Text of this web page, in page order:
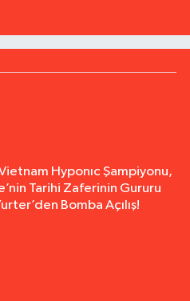
Hyponıc Şampiyonu,
Tarihi Zaferinin Gururu
Bomba Açılış!